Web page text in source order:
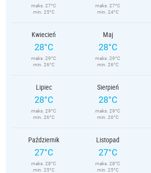
maks. 27°C
min. 25°C
maks. 27°C
min. 24°C
Kwiecień
28°C
maks. 29°C
min. 26°C
Maj
28°C
maks. 29°C
min. 26°C
Lipiec
28°C
maks. 29°C
min. 26°C
Sierpień
28°C
maks. 29°C
min. 26°C
Październik
27°C
maks. 28°C
min. 25°C
Listopad
27°C
maks. 28°C
min. 25°C